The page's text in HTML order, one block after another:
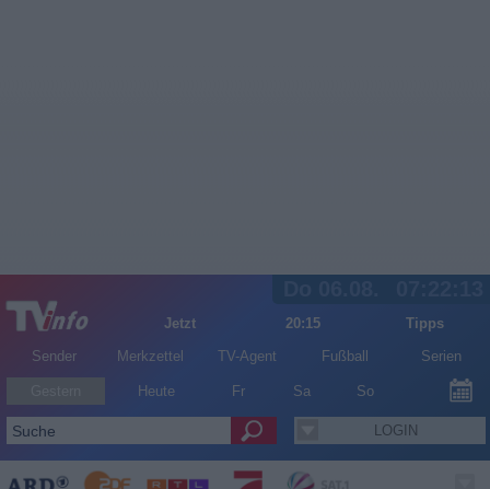
Jetzt 20:15
Tipps
Sender
Merkzettel TV-Agent Fußball Serien
Heute Fr Sa So
LOGIN